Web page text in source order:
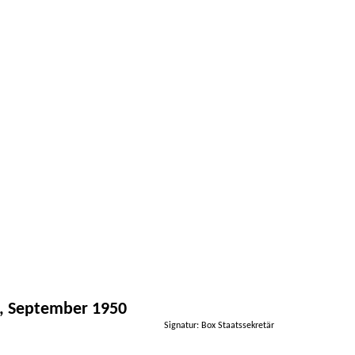
September 1950
Signatur: Box Staatssekretär